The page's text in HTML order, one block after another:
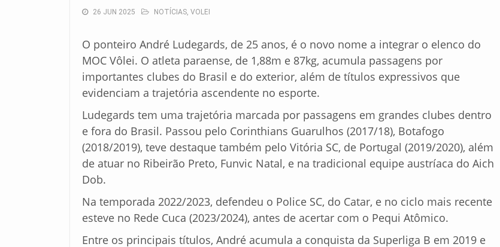
26 JUN 2025 NOTÍCIAS, VOLEI
O ponteiro André Ludegards, de 25 anos, é o novo nome a integrar o elenco do
MOC Vôlei. O atleta paraense, de 1,88m e 87kg, acumula passagens por
importantes clubes do Brasil e do exterior, além de títulos expressivos que
evidenciam a trajetória ascendente no esporte.
Ludegards tem uma trajetória marcada por passagens em grandes clubes dentro
e fora do Brasil. Passou pelo Corinthians Guarulhos (2017/18), Botafogo
(2018/2019), teve destaque também pelo Vitória SC, de Portugal (2019/2020), além
de atuar no Ribeirão Preto, Funvic Natal, e na tradicional equipe austríaca do Aich
Dob.
Na temporada 2022/2023, defendeu o Police SC, do Catar, e no ciclo mais recente
esteve no Rede Cuca (2023/2024), antes de acertar com o Pequi Atômico.
Entre os principais títulos, André acumula a conquista da Superliga B em 2019 e